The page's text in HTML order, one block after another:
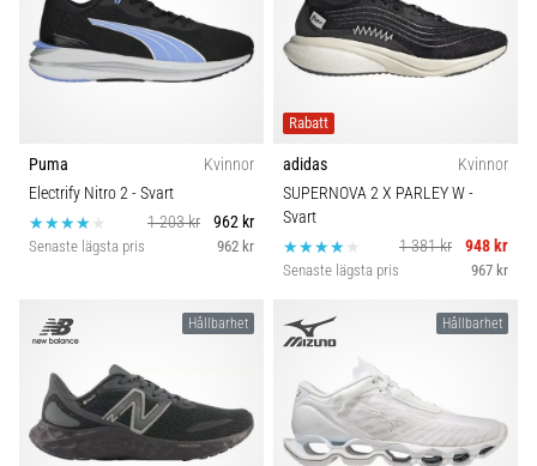
Puma
Kvinnor
Electrify Nitro 2- Svart
1 203 kr
962 kr
Senaste lägsta pris 962 kr
Rabatt
adidas
Kvinnor
SUPERNOVA 2 X PARLEY W-
Svart
1 381 kr
948 kr
Senaste lägsta pris 967 kr
Hållbarhet Hållbarhet